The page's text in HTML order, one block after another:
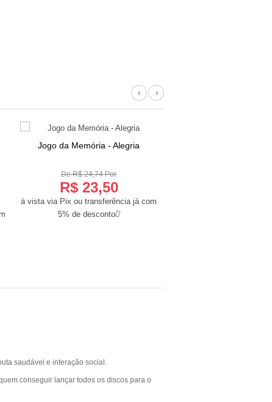
Jogo da Memória - Alegria
De R$ 24,74 Por
R$ 23,50
à vista via Pix ou transferência já com
5% de desconto
Previous
Next
saudável e interação social.
conseguir lançar todos os discos para o